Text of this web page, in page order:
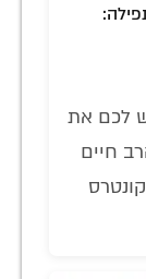
לכם את
חיים